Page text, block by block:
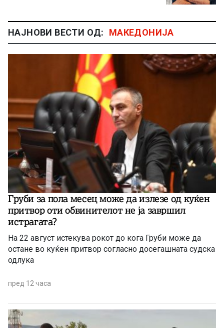
НАЈНОВИ ВЕСТИ ОД: МАКЕДОНИЈА
Груби за пола месец може да излезе од куќен
притвор оти обвинителот не ја завршил
истрагата?
На 22 август истекува рокот до кога Груби може да
остане во куќен притвор согласно досегашната судска
одлука
пред 12 часа